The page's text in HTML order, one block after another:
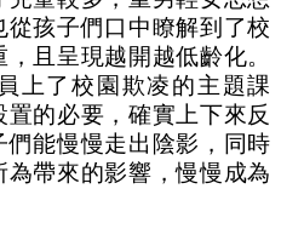
孩子們口中瞭解到了校
且呈現越開越低齡化。
上了校園欺凌的主題課
的必要，確實上下來反
能慢慢走出陰影，同時
帶來的影響，慢慢成為